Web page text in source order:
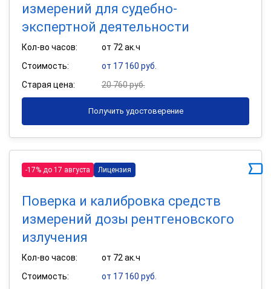
измерений для судебно-
экспертной деятельности
Кол-во часов:
от 72 ак.ч
Стоимость:
от 17 160 руб.
Старая цена:
20 760 руб.
Получить удостоверение
-17% до 17 августа Лицензия
Поверка и калибровка средств
измерений дозы рентгеновского
излучения
Кол-во часов:
от 72 ак.ч
Стоимость:
от 17 160 руб.